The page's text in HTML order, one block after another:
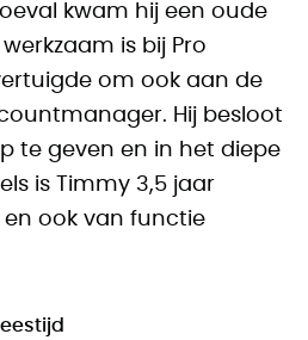
kwam hij een oude
is bij Pro
om ook aan de
Hij besloot
te geven en in het diepe
is Timmy 3,5 jaar
en ook van functie